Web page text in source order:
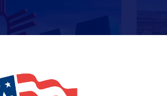
ville du sud-est du